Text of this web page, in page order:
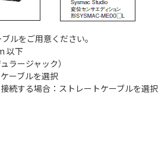
ルをご用意ください。
以下
ラージャック）
ーブルを選択
続する場合：ストレートケーブルを選択